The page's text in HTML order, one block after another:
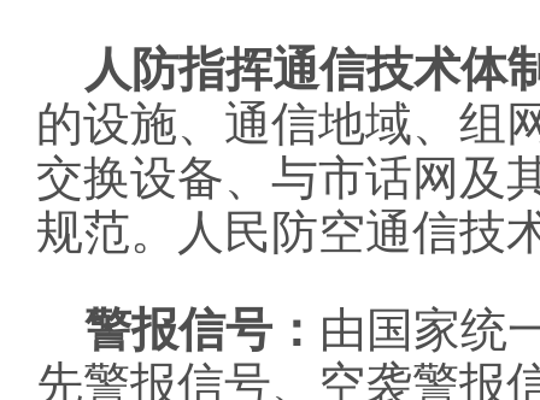
人防指挥通信技术体
的设施、通信地域、组
交换设备、与市话网及
规范。人民防空通信技
警报信号： 由国家统
先警报信号、空袭警报